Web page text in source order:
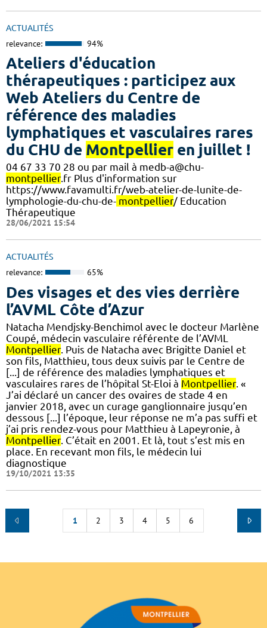
ACTUALITÉS
relevance: 94%
Ateliers d'éducation
thérapeutiques : participez aux
Web Ateliers du Centre de
référence des maladies
lymphatiques et vasculaires rares
du CHU de Montpellier en juillet !
04 67 33 70 28 ou par mail à medb-a@chu-
montpellier.fr Plus d'information sur
https://www.favamulti.fr/web-atelier-de-lunite-de-
lymphologie-du-chu-de- montpellier/ Education
Thérapeutique
28/06/2021 15:54
ACTUALITÉS
relevance: 65%
Des visages et des vies derrière
l’AVML Côte d’Azur
Natacha Mendjsky-Benchimol avec le docteur Marlène
Coupé, médecin vasculaire référente de l’AVML
Montpellier. Puis de Natacha avec Brigitte Daniel et
son fils, Matthieu, tous deux suivis par le Centre de
[...] de référence des maladies lymphatiques et
vasculaires rares de l’hôpital St-Eloi à Montpellier. «
J’ai déclaré un cancer des ovaires de stade 4 en
janvier 2018, avec un curage ganglionnaire jusqu’en
dessous [...] l’époque, leur réponse ne m’a pas suffi et
j’ai pris rendez-vous pour Matthieu à Lapeyronie, à
Montpellier. C’était en 2001. Et là, tout s’est mis en
place. En recevant mon fils, le médecin lui
diagnostique
19/10/2021 13:35
1 2 3 4 5 6